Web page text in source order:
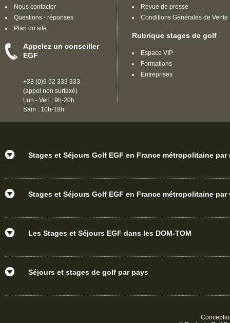
Nous contacter
Questions - réponses
Plan du site
Appelez un conseiller
EGF
+33 (0)9 52 333 333
(appel non surtaxé)
Lun - Ven : 9h-20h
Sam : 10h-18h
Revue de presse
Conditions Générales de Vente
Rubrique stages de golf
Espace VIP
Formations
Entreprises
Stages et Séjours Golf EGF en France métropolitaine par
Stages et Séjours Golf EGF en France métropolitaine par
Les Stages et Séjours EGF dans les DOM-TOM
Séjours et stages de golf par pays